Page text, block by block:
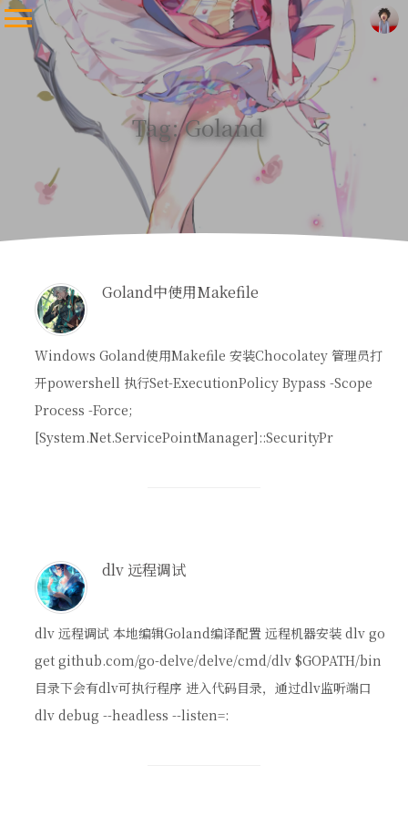
Tag: Goland
Goland中使用Makefile
Windows Goland使用Makefile 安装Chocolatey 管理员打
开powershell 执行Set-ExecutionPolicy Bypass -Scope
Process -Force;
[System.Net.ServicePointManager]::SecurityPr
dlv 远程调试
dlv 远程调试 本地编辑Goland编译配置 远程机器安装 dlv go
get github.com/go-delve/delve/cmd/dlv $GOPATH/bin
目录下会有dlv可执行程序 进入代码目录，通过dlv监听端口
dlv debug --headless --listen=: